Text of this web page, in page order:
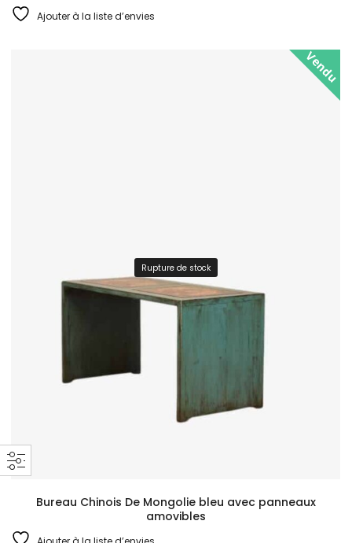
Ajouter à la liste d’envies
Vendu
Rupture de stock
Bureau Chinois De Mongolie bleu avec panneaux
amovibles